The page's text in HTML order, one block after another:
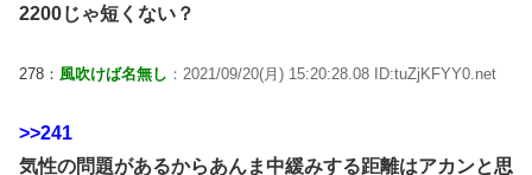
2200じゃ短くない？
278： 風吹けば名無し ：2021/09/20(月) 15:20:28.08 ID:tuZjKFYY0.net
>>241
気性の問題があるからあんま中緩みする距離はアカンと思